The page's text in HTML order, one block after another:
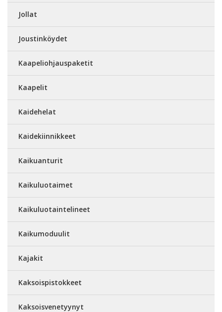
Jollat
Joustinköydet
Kaapeliohjauspaketit
Kaapelit
Kaidehelat
Kaidekiinnikkeet
Kaikuanturit
Kaikuluotaimet
Kaikuluotaintelineet
Kaikumoduulit
Kajakit
Kaksoispistokkeet
Kaksoisvenetyynyt